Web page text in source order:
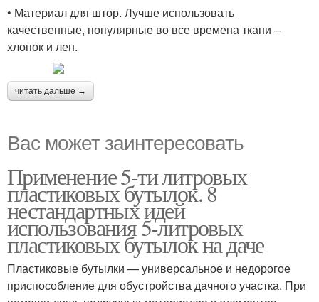
• Материал для штор. Лучше использовать
качественные, популярные во все времена ткани –
хлопок и лен.
читать дальше →
Вас может заинтересовать
Применение 5-ти литровых
пластиковых бутылок. 8
нестандартных идей
использования 5-литровых
пластиковых бутылок на даче
Пластиковые бутылки — универсальное и недорогое
приспособление для обустройства дачного участка. При